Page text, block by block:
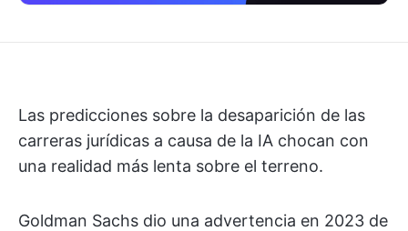
Las predicciones sobre la desaparición de las
carreras jurídicas a causa de la IA chocan con
una realidad más lenta sobre el terreno.
Goldman Sachs dio una advertencia en 2023 de